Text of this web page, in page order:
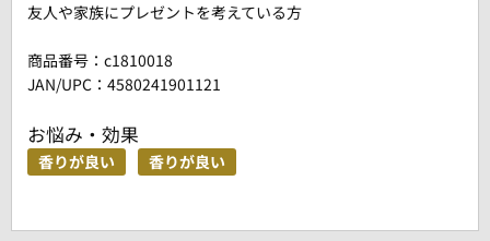
友人や家族にプレゼントを考えている方
商品番号： c1810018
JAN/UPC：4580241901121
お悩み・効果
香りが良い 香りが良い